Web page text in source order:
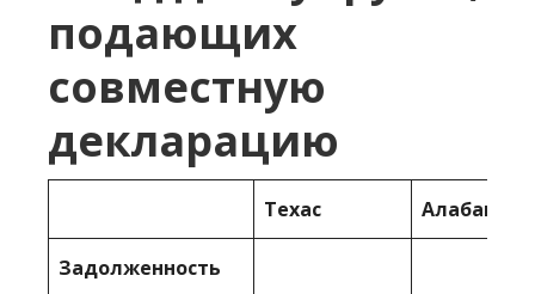
подающих
совместную
декларацию
Техас Алабама
Задолженность